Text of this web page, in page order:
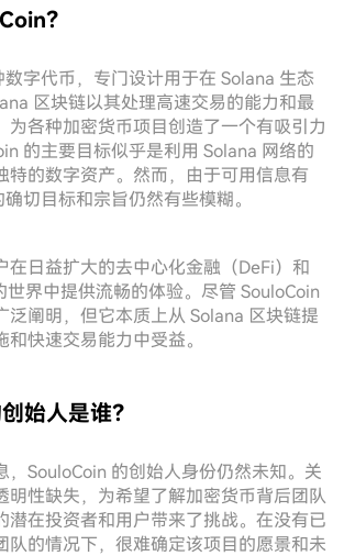
？
字代币，专门设计用于在 Solana 生态
区块链以其处理高速交易的能力和最
为各种加密货币项目创造了一个有吸引力
的主要目标似乎是利用 Solana 网络的
特的数字资产。然而，由于可用信息有
切目标和宗旨仍然有些模糊。
在日益扩大的去中心化金融（DeFi）和
世界中提供流畅的体验。尽管 SouloCoin
泛阐明，但它本质上从 Solana 区块链提
快速交易能力中受益。
始人是谁？
，SouloCoin 的创始人身份仍然未知。关
明性缺失，为希望了解加密货币背后团队
潜在投资者和用户带来了挑战。在没有已
队的情况下，很难确定该项目的愿景和未